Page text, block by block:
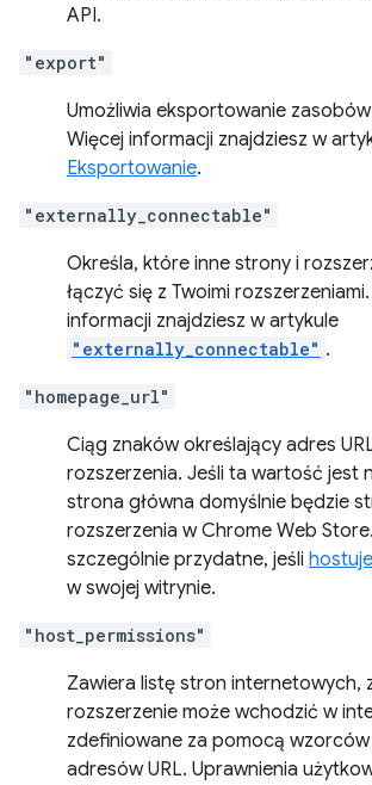
API.
"export"
Umożliwia eksportowanie
Więcej informacji znajdziesz w
Eksportowanie.
"externally_connectable"
Określa, które inne strony i
łączyć się z Twoimi
informacji znajdziesz w artykule
"externally_connectable" .
"homepage_url"
Ciąg znaków określający adres
rozszerzenia. Jeśli ta wartość jest
strona główna domyślnie będzie
rozszerzenia w Chrome Web
szczególnie przydatne, jeśli
w swojej witrynie.
"host_permissions"
Zawiera listę stron internetowych,
rozszerzenie może wchodzić w
zdefiniowane za pomocą
adresów URL. Uprawnienia